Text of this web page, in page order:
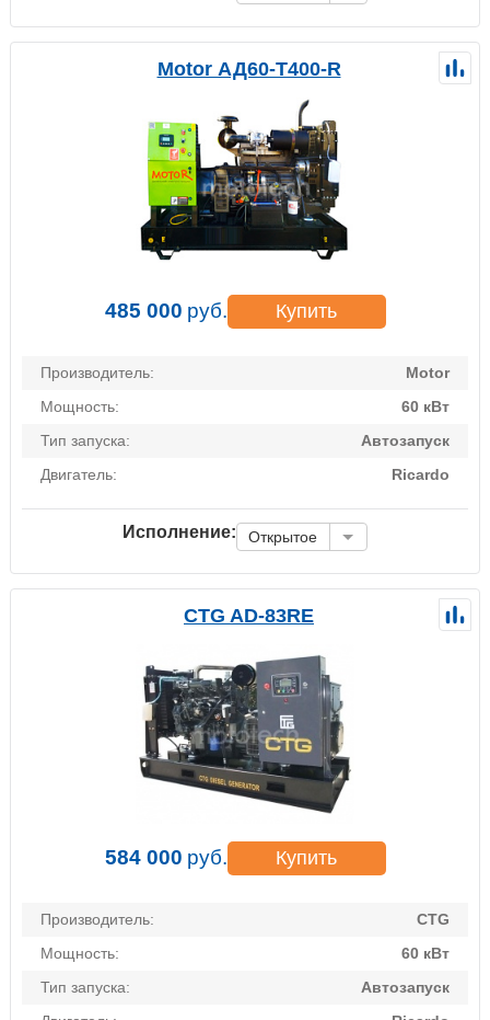
Motor АД60-Т400-R
485 000 руб. Купить
Производитель:
Motor
Мощность:
60 кВт
Тип запуска:
Автозапуск
Двигатель:
Ricardo
Исполнение: Открытое
CTG AD-83RE
584 000 руб. Купить
Производитель:
CTG
Мощность:
60 кВт
Тип запуска:
Автозапуск